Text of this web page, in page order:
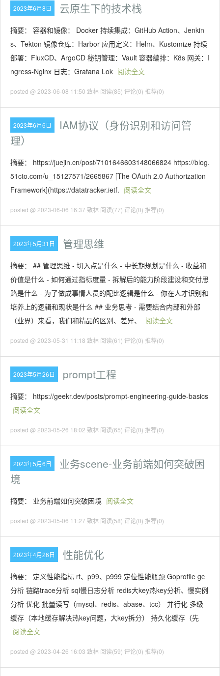
2023年6月8日 云原生下的技术栈
摘要： 容器和镜像： Docker 持续集成：GitHub Action、Jenkin
s、Tekton 镜像仓库：Harbor 应用定义：Helm、Kustomize 持续
部署：FluxCD、ArgoCD 秘钥管理：Vault 容器编排：K8s 网关：I
ngress-Nginx 日志：Grafana Lok 阅读全文
posted @ 2023-06-08 11:50 致林 阅读(85) 评论(0) 推荐(0)
2023年6月6日
IAM协议（身份识别和访问管
理）
摘要： https://juejin.cn/post/7101646603148066824 https://blog.
51cto.com/u_15127571/2665867 [The OAuth 2.0 Authorization
Framework](https://datatracker.ietf. 阅读全文
posted @ 2023-06-06 16:37 致林 阅读(77) 评论(0) 推荐(0)
2023年5月31日 管理思维
摘要： ## 管理思维 - 切入点是什么 - 中长期规划是什么 - 收益和
价值是什么 - 如何通过指标度量 - 拆解后的能力阶段建设和交付思
路是什么 - 为了做成事情人员的配比逻辑是什么 - 你在人才识别和
培养上的逻辑和现状是什么 ## 业务思考 - 需要结合内部和外部
（业界）来看，我们和精品的区别、差异、
阅读全文
posted @ 2023-05-31 11:18 致林 阅读(61) 评论(0) 推荐(0)
2023年5月26日 prompt工程
摘要： https://geekr.dev/posts/prompt-engineering-guide-basics
阅读全文
posted @ 2023-05-26 18:02 致林 阅读(65) 评论(0) 推荐(0)
2023年5月6日
业务scene-业务前端如何突破困
境
摘要： 业务前端如何突破困境 阅读全文
posted @ 2023-05-06 11:27 致林 阅读(58) 评论(0) 推荐(0)
2023年4月26日 性能优化
摘要： 定义性能指标 rt、p99、p999 定位性能瓶颈 Goprofile gc
分析 链路trace分析 sql慢日志分析 redis大key热key分析、慢实例
分析 优化 批量读写（mysql、redis、abase、tcc） 并行化 多级
缓存（本地缓存解决热key问题，大key拆分） 持久化缓存（先
阅读全文
posted @ 2023-04-26 16:03 致林 阅读(59) 评论(0) 推荐(0)